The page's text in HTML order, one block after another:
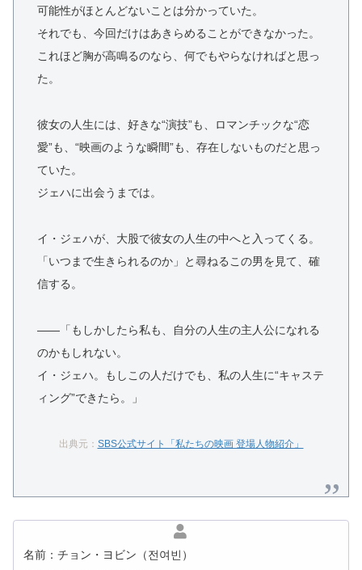
可能性がほとんどないことは分かっていた。
それでも、今回だけはあきらめることができなかった。
これほど胸が高鳴るのなら、何でもやらなければと思っ
た。
彼女の人生には、好きな“演技”も、ロマンチックな“恋
愛”も、“映画のような瞬間”も、存在しないものだと思っ
ていた。
ジェハに出会うまでは。
イ・ジェハが、大股で彼女の人生の中へと入ってくる。
「いつまで生きられるのか」と尋ねるこの男を見て、確
信する。
――「もしかしたら私も、自分の人生の主人公になれる
のかもしれない。
イ・ジェハ。もしこの人だけでも、私の人生に“キャステ
ィング”できたら。」
出典元： SBS公式サイト「私たちの映画 登場人物紹介」
名前：チョン・ヨビン（전여빈）